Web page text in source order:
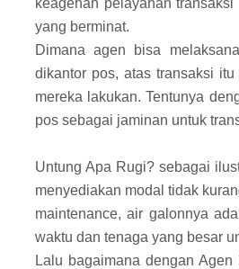
yang berminat.
Dimana agen bisa
dikantor pos, atas transaksi
mereka lakukan. Tentunya
pos sebagai jaminan untuk
Untung Apa Rugi? sebagai
menyediakan modal tidak
maintenance, air galonnya
waktu dan tenaga yang besar
Lalu bagaimana dengan